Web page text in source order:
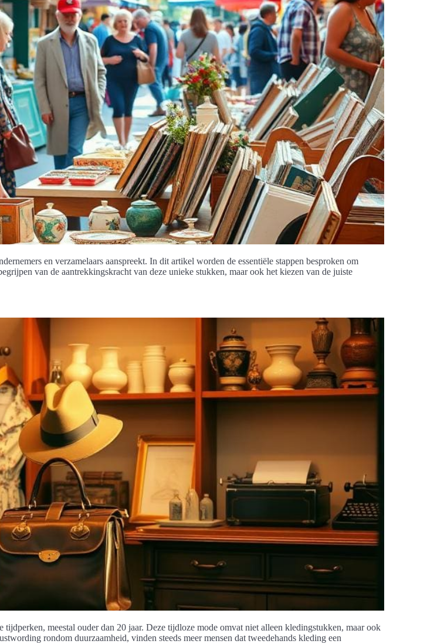
en verzamelaars aanspreekt. In dit artikel worden de essentiële stappen besproken om
van de aantrekkingskracht van deze unieke stukken, maar ook het kiezen van de juiste
meestal ouder dan 20 jaar. Deze tijdloze mode omvat niet alleen kledingstukken, maar ook
rondom duurzaamheid, vinden steeds meer mensen dat tweedehands kleding een